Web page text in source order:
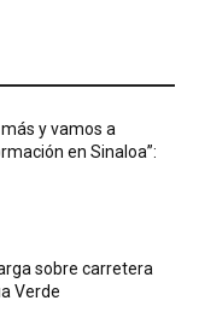
y vamos a
en Sinaloa”:
sobre carretera
Verde